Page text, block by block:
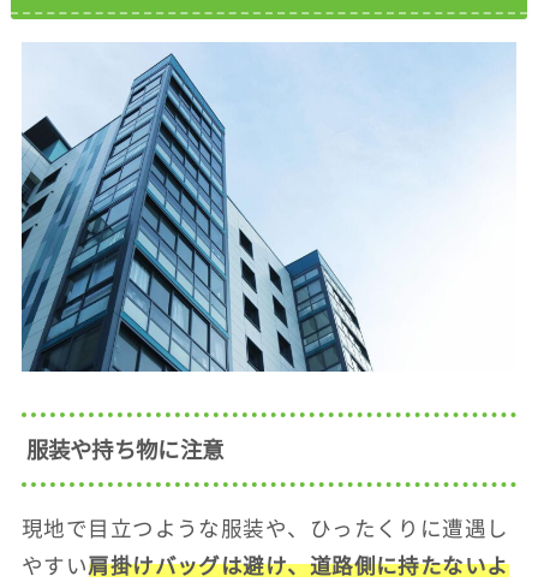
服装や持ち物に注意
現地で目立つような服装や、ひったくりに遭遇し
やすい肩掛けバッグは避け、道路側に持たないよ